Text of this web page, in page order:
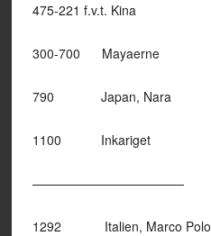
475-221 f.v.t. Kina
300-700 Mayaerne
790 Japan, Nara
1100 Inkariget
————————————
1292 Italien, Marco Polo